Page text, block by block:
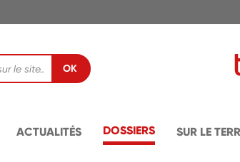
OK
ACTUALITÉS DOSSIERS SUR LE